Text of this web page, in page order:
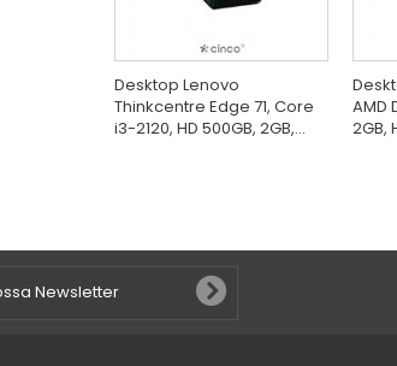
Desktop Lenovo
Thinkcentre Edge 71, Core
i3-2120, HD 500GB, 2GB,...
AMD
2GB,